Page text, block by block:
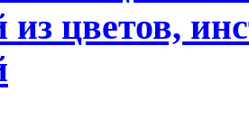
из цветов,